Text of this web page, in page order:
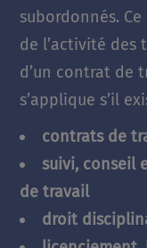
subordonnés.
de l’activité des
d’un contrat de
s’applique s’il
contrats de
suivi, conseil
de travail
droit